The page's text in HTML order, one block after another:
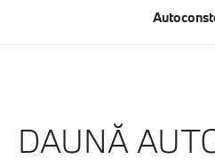
DAUNĂ